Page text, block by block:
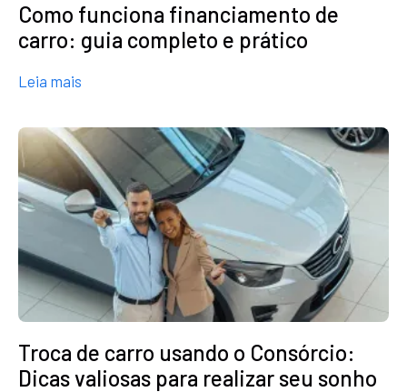
Como funciona financiamento de
carro: guia completo e prático
Leia mais
Troca de carro usando o Consórcio:
Dicas valiosas para realizar seu sonho